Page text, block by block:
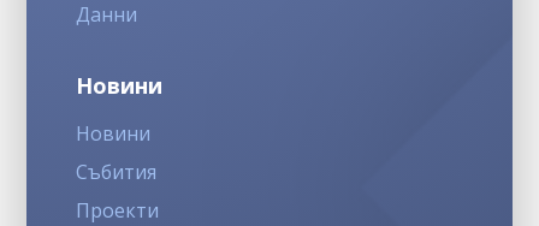
Данни
Новини
Новини
Събития
Проекти